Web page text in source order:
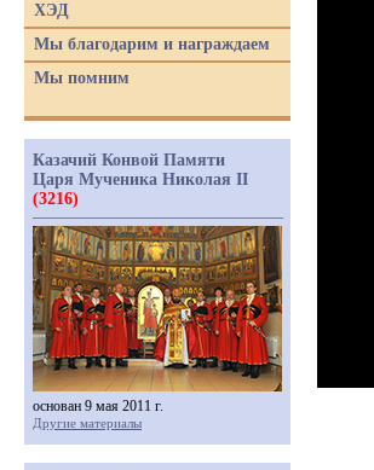
ХЭД
Мы благодарим и награждаем
Мы помним
Казачий Конвой Памяти
Царя Мученика Николая II
(3216)
основан 9 мая 2011 г.
Другие материалы